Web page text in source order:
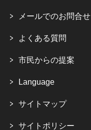
メールでのお問合せ
よくある質問
市民からの提案
Language
サイトマップ
サイトポリシー